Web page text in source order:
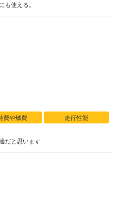
も使える。
費や燃費 走行性能
だと思います